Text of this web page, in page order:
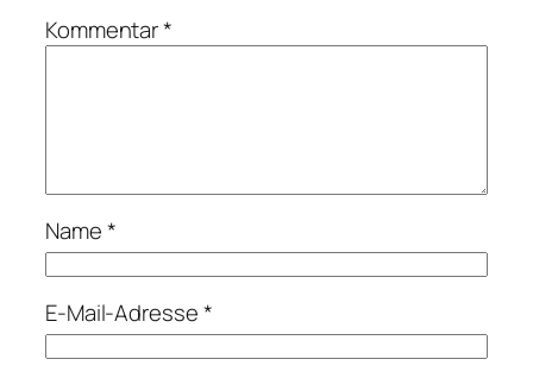
Kommentar*
Name*
E-Mail-Adresse*